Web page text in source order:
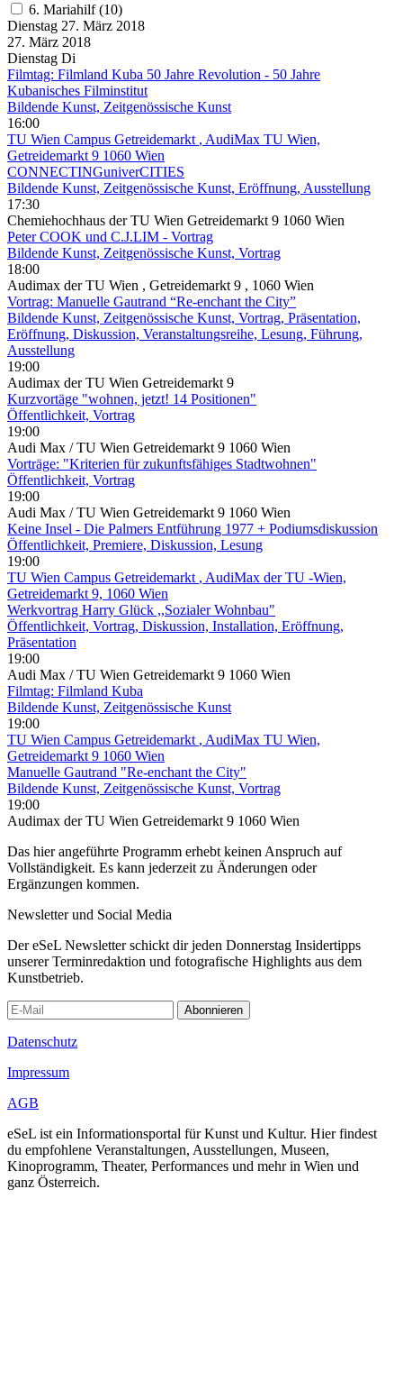
6. Mariahilf (10)
Dienstag 27. März 2018
27. März 2018
Dienstag Di
Filmtag: Filmland Kuba 50 Jahre Revolution - 50 Jahre
Kubanisches Filminstitut
Bildende Kunst, Zeitgenössische Kunst
16:00
TU Wien Campus Getreidemarkt , AudiMax TU Wien,
Getreidemarkt 9 1060 Wien
CONNECTINGuniverCITIES
Bildende Kunst, Zeitgenössische Kunst, Eröffnung, Ausstellung
17:30
Chemiehochhaus der TU Wien Getreidemarkt 9 1060 Wien
Peter COOK und C.J.LIM - Vortrag
Bildende Kunst, Zeitgenössische Kunst, Vortrag
18:00
Audimax der TU Wien , Getreidemarkt 9 , 1060 Wien
Vortrag: Manuelle Gautrand “Re-enchant the City”
Bildende Kunst, Zeitgenössische Kunst, Vortrag, Präsentation,
Eröffnung, Diskussion, Veranstaltungsreihe, Lesung, Führung,
Ausstellung
19:00
Audimax der TU Wien Getreidemarkt 9
Kurzvortäge "wohnen, jetzt! 14 Positionen"
Öffentlichkeit, Vortrag
19:00
Audi Max / TU Wien Getreidemarkt 9 1060 Wien
Vorträge: "Kriterien für zukunftsfähiges Stadtwohnen"
Öffentlichkeit, Vortrag
19:00
Audi Max / TU Wien Getreidemarkt 9 1060 Wien
Keine Insel - Die Palmers Entführung 1977 + Podiumsdiskussion
Öffentlichkeit, Premiere, Diskussion, Lesung
19:00
TU Wien Campus Getreidemarkt , AudiMax der TU -Wien,
Getreidemarkt 9, 1060 Wien
Werkvortrag Harry Glück ,,Sozialer Wohnbau"
Öffentlichkeit, Vortrag, Diskussion, Installation, Eröffnung,
Präsentation
19:00
Audi Max / TU Wien Getreidemarkt 9 1060 Wien
Filmtag: Filmland Kuba
Bildende Kunst, Zeitgenössische Kunst
19:00
TU Wien Campus Getreidemarkt , AudiMax TU Wien,
Getreidemarkt 9 1060 Wien
Manuelle Gautrand "Re-enchant the City"
Bildende Kunst, Zeitgenössische Kunst, Vortrag
19:00
Audimax der TU Wien Getreidemarkt 9 1060 Wien
Das hier angeführte Programm erhebt keinen Anspruch auf
Vollständigkeit. Es kann jederzeit zu Änderungen oder
Ergänzungen kommen.
Newsletter und Social Media
Der eSeL Newsletter schickt dir jeden Donnerstag Insidertipps
unserer Terminredaktion und fotografische Highlights aus dem
Kunstbetrieb.
Abonnieren
Datenschutz
Impressum
AGB
eSeL ist ein Informationsportal für Kunst und Kultur. Hier findest
du empfohlene Veranstaltungen, Ausstellungen, Museen,
Kinoprogramm, Theater, Performances und mehr in Wien und
ganz Österreich.